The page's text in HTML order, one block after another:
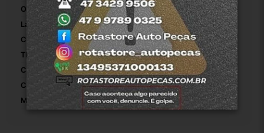
Origem: Rotasuljoinville
Largura Do Cinto De Segurança: 5
Comprimento Do Cinto De Segurança: 10
Tipo De Cinto De Segurança: Dianteiro Esquerdo
Configuração Do Cinto De Segurança: Diant Esquerdo
Cor Do Cinto De Segurança: Preto
Motivo De GTIN Vacío: Outro